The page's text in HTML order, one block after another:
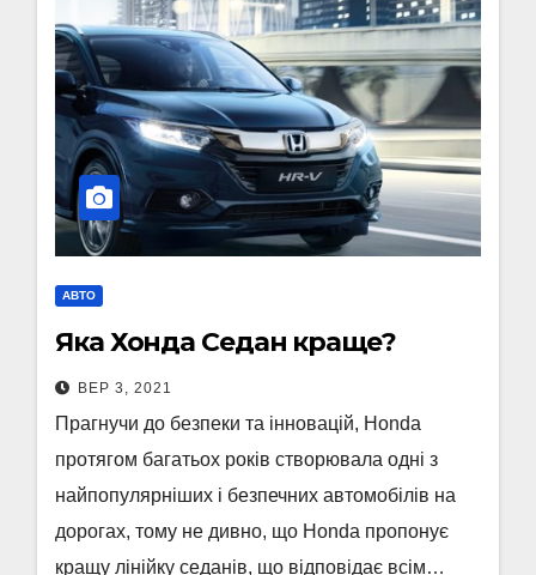
АВТО
Яка Хонда Седан краще?
ВЕР 3, 2021
Прагнучи до безпеки та інновацій, Honda
протягом багатьох років створювала одні з
найпопулярніших і безпечних автомобілів на
дорогах, тому не дивно, що Honda пропонує
кращу лінійку седанів, що відповідає всім…